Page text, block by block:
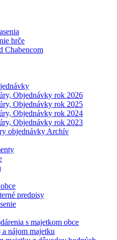
hrče
Chabencom
Objednávky rok 2026
Objednávky rok 2025
Objednávky rok 2024
Objednávky rok 2023
objednávky Archív
predpisy
s majetkom obce
nájom majetku